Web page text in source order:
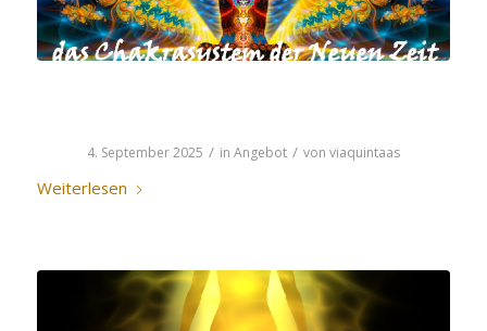
4. September 2025 / in Angebot / von viaquintaas
Weiterlesen